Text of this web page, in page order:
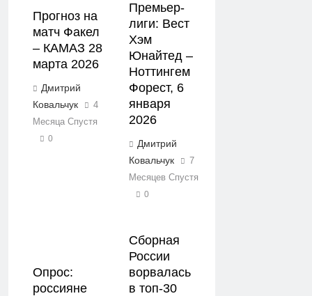
Прогноз на
матч Факел
– КАМАЗ 28
марта 2026
Дмитрий
Ковальчук
4
Месяца Спустя
0
Премьер-
лиги: Вест
Хэм
Юнайтед –
Ноттингем
Форест, 6
января
2026
Дмитрий
Ковальчук
7
Месяцев Спустя
0
Опрос:
россияне
Сборная
России
ворвалась
в топ-30